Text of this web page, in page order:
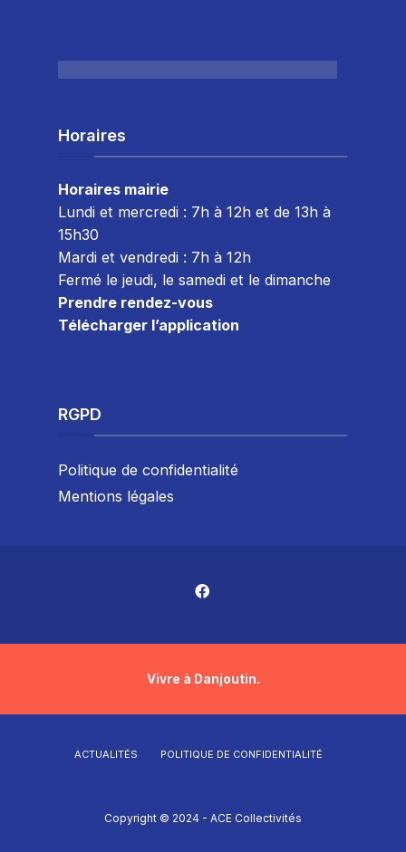
Horaires
Horaires mairie
Lundi et mercredi : 7h à 12h et de 13h à
15h30
Mardi et vendredi : 7h à 12h
Fermé le jeudi, le samedi et le dimanche
Prendre rendez-vous
Télécharger l’application
RGPD
Politique de confidentialité
Mentions légales
Vivre à Danjoutin.
ACTUALITÉS POLITIQUE DE CONFIDENTIALITÉ
Copyright © 2024 - ACE Collectivités